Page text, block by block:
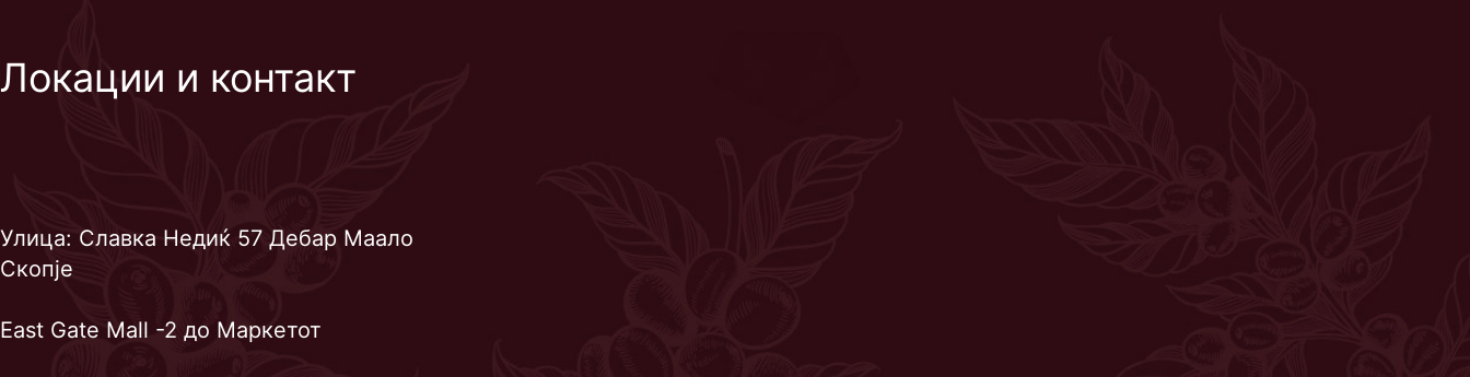
Локации и контакт
Улица: Славка Недиќ 57 Дебар Маало
Скопје
East Gate Mall -2 до Маркетот